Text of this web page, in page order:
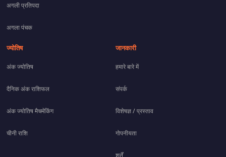
अगली प्रतिपदा
अगला पंचक
ज्योतिष
अंक ज्योतिष
दैनिक अंक राशिफल
अंक ज्योतिष मैचमेकिंग
चीनी राशि
जानकारी
हमारे बारे में
संपर्क
विशेषज्ञ / प्रस्ताव
गोपनीयता